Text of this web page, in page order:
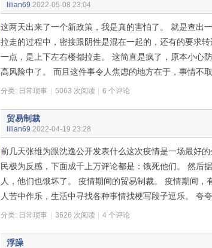
lilian69 2022-05-08 23:04
这两天出来了一个新政策，我是真的害怕了。 就是查
拉走的过程中，密接跟阴性是混在一起的，还有的要求
一点，是上下左右楼都拉走。 这简直是疯了，原本小心
高风险中了。 而且这件事令人焦虑的地方在于，事情不
分类: 日常琐事 5063 次阅读 6 个评论
贸易制裁
lilian69 2022-04-19 23:28
前几天张维为跟沈逸公开发表什么这次疫情是一场最好
民极为反感，下面成千上万评论都是：饿死他们。 然后
人，他们也饿坏了。 疫情期间的贸易制裁。 疫情期间，
人苦中作乐，生活中寻找各种事情找梗写段子逗乐。 夸夸
分类: 日常琐事 3626 次阅读 4 个评论
浮躁